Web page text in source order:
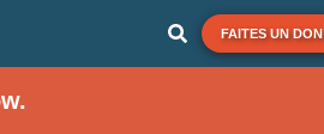
FAITES UN DON